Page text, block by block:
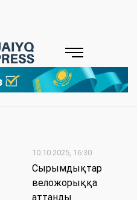
10.10.2025, 16:30
Сырымдықтар
веложорыққа
аттанды